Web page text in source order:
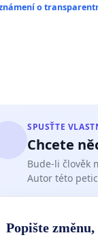
o
SPUSŤTE
Chcete
Bude-li člověk
Autor této
Popište